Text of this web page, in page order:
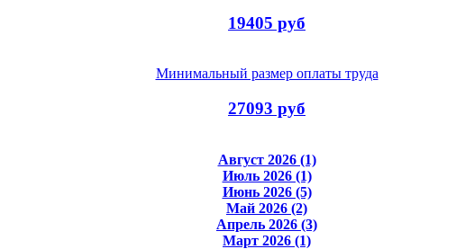
19405 руб
Минимальный размер оплаты труда
27093 руб
Август 2026 (1)
Июль 2026 (1)
Июнь 2026 (5)
Май 2026 (2)
Апрель 2026 (3)
Март 2026 (1)